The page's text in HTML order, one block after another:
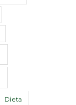
Dieta